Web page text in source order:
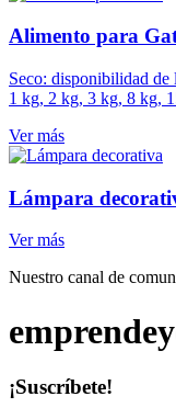
Alimento para
Seco: disponibilidad de
1 kg, 2 kg, 3 kg, 8 kg,
Ver más
Lámpara
Ver más
Nuestro canal de
¡Suscríbete!